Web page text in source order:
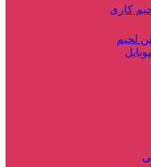
کاری
لحیم